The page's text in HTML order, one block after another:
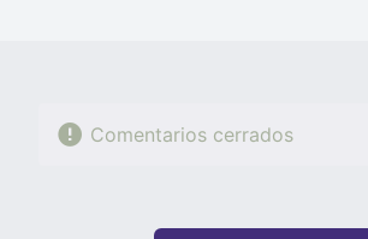
Comentarios cerrados